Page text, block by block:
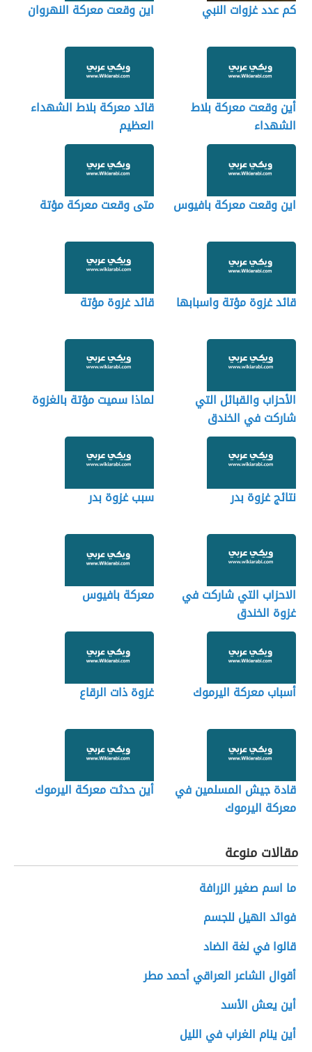
كم عدد غزوات النبي اين وقعت معركة النهروان
أين وقعت معركة بلاط
الشهداء
قائد معركة بلاط الشهداء
العظيم
اين وقعت معركة بافيوس متى وقعت معركة مؤتة
قائد غزوة مؤتة واسبابها قائد غزوة مؤتة
الأحزاب والقبائل التي
شاركت في الخندق
لماذا سميت مؤتة بالغزوة
نتائج غزوة بدر سبب غزوة بدر
الاحزاب التي شاركت في
غزوة الخندق
معركة بافيوس
أسباب معركة اليرموك غزوة ذات الرقاع
قادة جيش المسلمين في
معركة اليرموك
أين حدثت معركة اليرموك
مقالات منوعة
ما اسم صغير الزرافة
فوائد الهيل للجسم
قالوا في لغة الضاد
أقوال الشاعر العراقي أحمد مطر
أين يعش الأسد
أين ينام الغراب في الليل